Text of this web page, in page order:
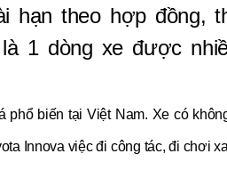
hạn theo hợp đồng,
1 dòng xe được
phổ biến tại Việt Nam. Xe có
Innova việc đi công tác, đi chơi